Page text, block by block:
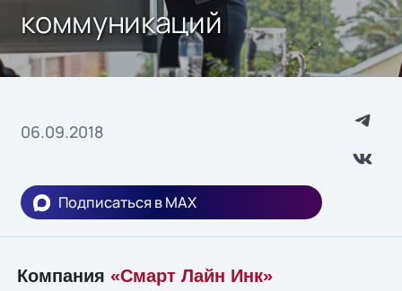
коммуникаций
06.09.2018
Подписаться в MAX
Компания «Смарт Лайн Инк»